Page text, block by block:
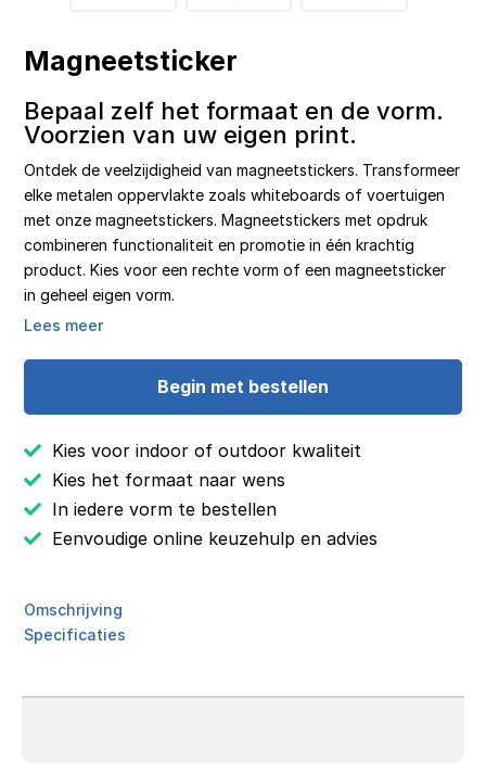
Magneetsticker
Bepaal zelf het formaat en de vorm.
Voorzien van uw eigen print.
Ontdek de veelzijdigheid van magneetstickers. Transformeer
elke metalen oppervlakte zoals whiteboards of voertuigen
met onze magneetstickers. Magneetstickers met opdruk
combineren functionaliteit en promotie in één krachtig
product. Kies voor een rechte vorm of een magneetsticker
in geheel eigen vorm.
Lees meer
Begin met bestellen
Kies voor indoor of outdoor kwaliteit
Kies het formaat naar wens
In iedere vorm te bestellen
Eenvoudige online keuzehulp en advies
Omschrijving
Specificaties